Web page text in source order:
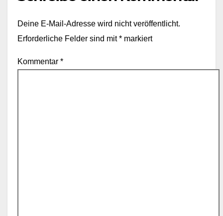
Deine E-Mail-Adresse wird nicht veröffentlicht.
Erforderliche Felder sind mit* markiert
Kommentar *